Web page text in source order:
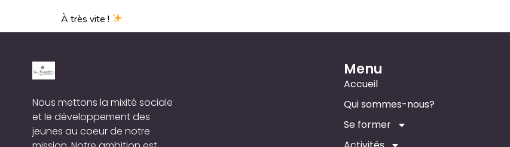
À très vite !
Nous mettons la mixité sociale
et le développement des
jeunes au coeur de notre
Menu
Accueil
Qui sommes-nous?
Se former